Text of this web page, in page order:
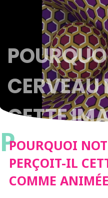
CETTE
ANIMÉE ?
PPOURQUOI
PERÇOIT-IL
COMME